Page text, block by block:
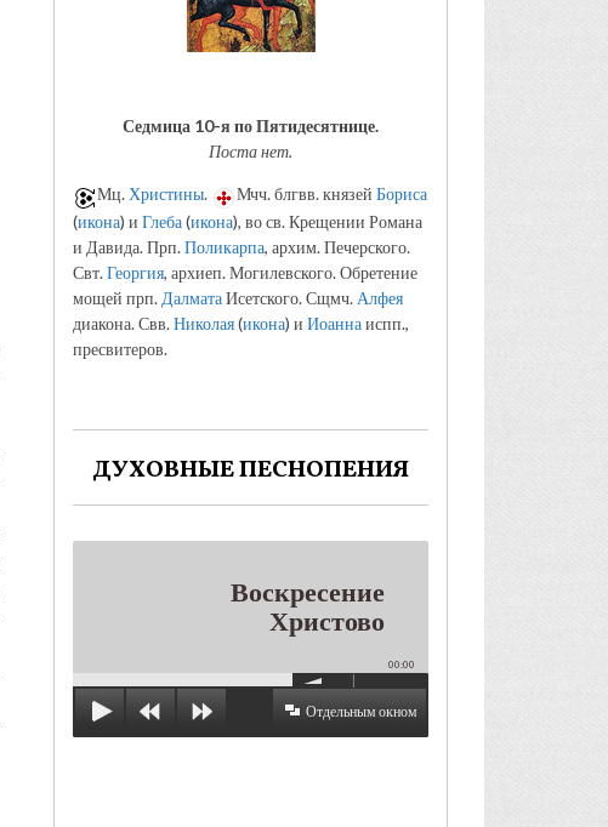
Седмица 10-я по Пятидесятнице.
Поста нет.
Мц. Христины. Мчч. блгвв. князей Бориса
(икона) и Глеба(икона), во св. Крещении Романа
и Давида. Прп.Поликарпа, архим. Печерского.
Свт.Георгия, архиеп. Могилевского. Обретение
мощей прп. ДалматаИсетского. Сщмч. Алфея
диакона. Свв.Николая(икона) и Иоаннаиспп.,
пресвитеров.
ДУХОВНЫЕ ПЕСНОПЕНИЯ
Воскресение
Христово
00:00
Отдельным окном